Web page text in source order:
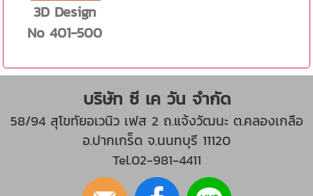
3D Design
No 401-500
บริษัท ซี เค วัน จำกัด
58/94 สุโขทัยอเวนิว เฟส 2 ถ.แจ้งวัฒนะ ต.คลองเกลือ
อ.ปากเกร็ด จ.นนทบุรี 11120
Tel.02-981-4411